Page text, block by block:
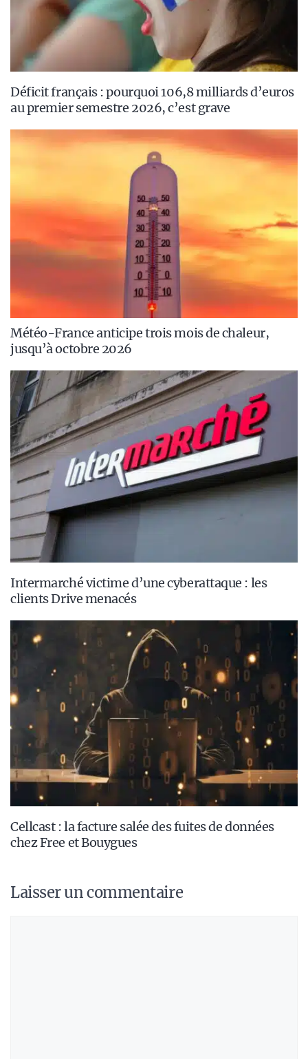
Déficit français : pourquoi 106,8 milliards d’euros
au premier semestre 2026, c’est grave
Météo-France anticipe trois mois de chaleur,
jusqu’à octobre 2026
Intermarché victime d’une cyberattaque : les
clients Drive menacés
Cellcast : la facture salée des fuites de données
chez Free et Bouygues
Laisser un commentaire